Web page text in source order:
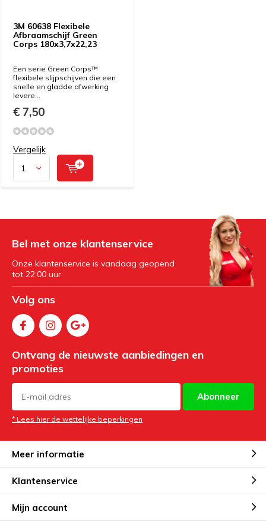
3M 60638 Flexibele
Afbraamschijf Green
Corps 180x3,7x22,23
Een serie Green Corps™
flexibele slijpschijven die een
snelle en gladde afwerking
levere...
€ 7,50
Vergelijk
Bel met onze klantenservice
Onze klantenservice is vandaag geopend
tot 22:00 uur.
Volg ons
Ontvang de nieuwste aanbiedingen en
promoties
Abonneer
* Lees hier de wettelijke beperkingen
Meer informatie
Klantenservice
Mijn account